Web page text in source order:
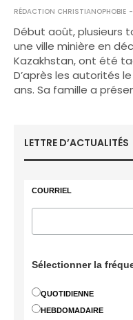
RÉDACTION CHRISTIANOPHOBIE
Début août, plusieurs
une ville minière en
Kazakhstan, ont été
D’après les autorités
ans. Sa famille a
LETTRE D’ACTUALITÉS
COURRIEL
Sélectionner la
QUOTIDIENNE
HEBDOMADAIRE